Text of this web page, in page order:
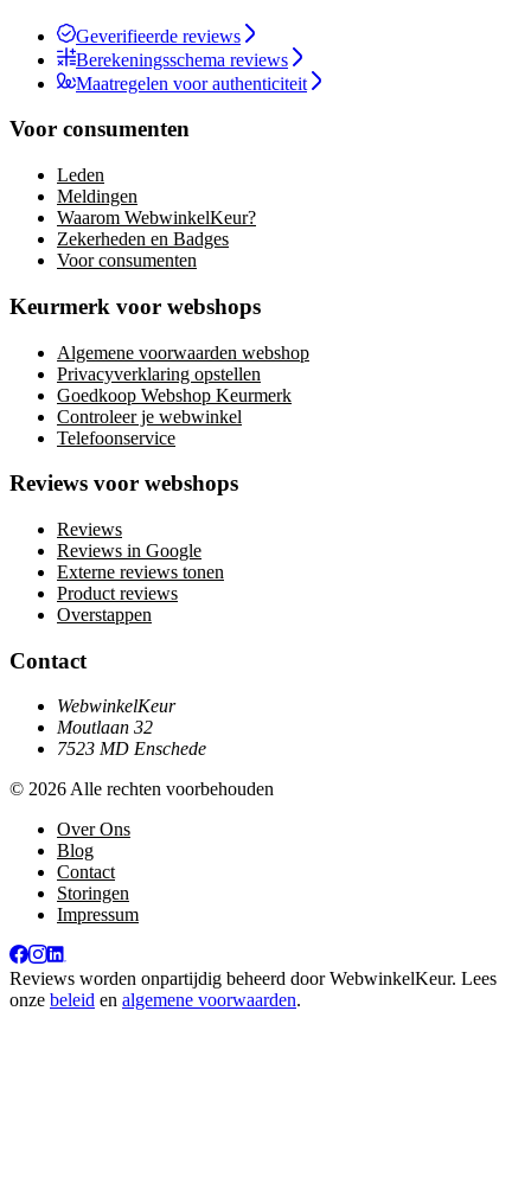
Geverifieerde reviews
Berekeningsschema reviews
Maatregelen voor authenticiteit
Voor consumenten
Leden
Meldingen
Waarom WebwinkelKeur?
Zekerheden en Badges
Voor consumenten
Keurmerk voor webshops
Algemene voorwaarden webshop
Privacyverklaring opstellen
Goedkoop Webshop Keurmerk
Controleer je webwinkel
Telefoonservice
Reviews voor webshops
Reviews
Reviews in Google
Externe reviews tonen
Product reviews
Overstappen
Contact
WebwinkelKeur
Moutlaan 32
7523 MD Enschede
© 2026 Alle rechten voorbehouden
Over Ons
Blog
Contact
Storingen
Impressum
Reviews worden onpartijdig beheerd doorWebwinkelKeur. Lees
onze beleid en algemene voorwaarden.